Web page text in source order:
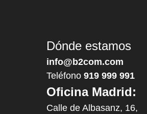
Dónde estamos
info@b2com.com
Teléfono 919 999 991
Oficina Madrid:
Calle de Albasanz, 16,